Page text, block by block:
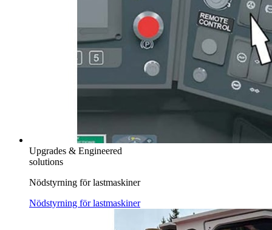
Upgrades & Engineered
solutions
Nödstyrning för lastmaskiner
Nödstyrning för lastmaskiner